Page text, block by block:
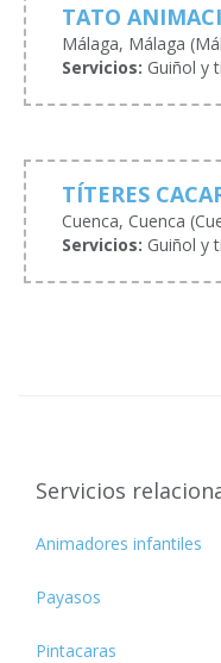
TATO
Málaga, Málaga
Servicios: Guiñol y
TÍTERES
Cuenca, Cuenca
Servicios: Guiñol y
Servicios
Animadores infantiles
Payasos
Pintacaras